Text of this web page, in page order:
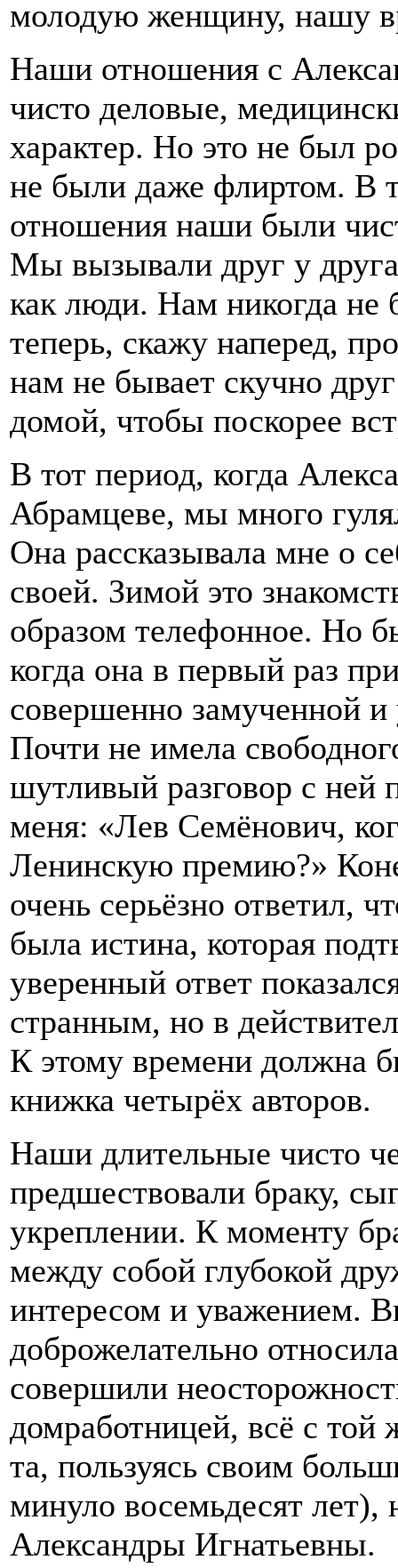
молодую женщину, нашу
Наши отношения с
чисто деловые,
характер. Но это не был
не были даже флиртом. В
отношения наши были
Мы вызывали друг у
как люди. Нам никогда не
теперь, скажу наперед,
нам не бывает скучно
домой, чтобы поскорее
В тот период, когда
Абрамцеве, мы много
Она рассказывала мне о
своей. Зимой это
образом телефонное. Но
когда она в первый раз
совершенно замученной
Почти не имела
шутливый разговор с ней
меня: «Лев Семёнович,
Ленинскую премию?»
очень серьёзно ответил,
была истина, которая
уверенный ответ
странным, но в
К этому времени должна
книжка четырёх авторов.
Наши длительные чисто
предшествовали браку,
укреплении. К моменту
между собой глубокой
интересом и уважением.
доброжелательно
совершили
домработницей, всё с
та, пользуясь своим
минуло восемьдесят лет),
Александры Игнатьевны.